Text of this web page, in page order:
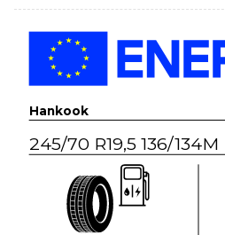
Hankook
245/70 R19,5 136/134M